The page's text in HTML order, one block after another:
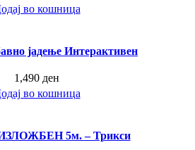
во кошница
јадење Интерактивен
1,490 ден
во кошница
5м. – Трикси